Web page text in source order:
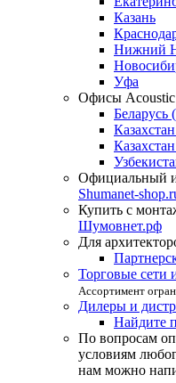
Казань
Нижний
Уфа
Офисы Acoustic
Официальный
Shumanet-
Купить с
Шумовнет.рф
Для
Торговые сети
Ассортимент
Дилеры и
Найдите
По вопросам
условиям
нам можно